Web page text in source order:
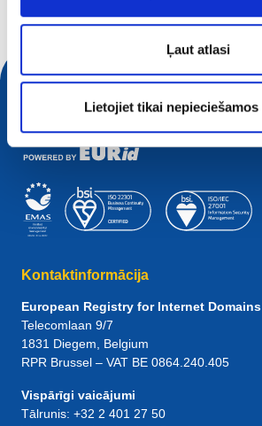
Ļaut atlasi
Lietojiet tikai
Kontaktinformācija
European Registry for Internet
Telecomlaan 9/7
1831 Diegem , Belgium
RPR Brussel – VAT BE 0864.240.405
Vispārīgi vaicājumi
Tālrunis: +32 2 401 27 50